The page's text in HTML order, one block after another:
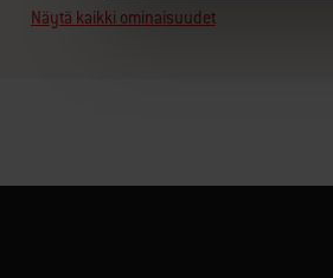
Näytä kaikki ominaisuudet